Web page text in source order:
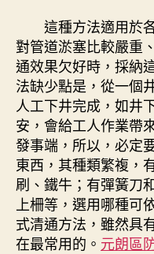
這種方法適用於
對管道淤塞比較嚴重
通效果欠好時，採納
法缺少點是，從一個
人工下井完成，如井
安，會給工人作業帶
發事端，所以，必定
東西，其種類繁複，
刷、鐵牛；有彈簧刀
上柵等，選用哪種可
式清通方法，雖然具
在最常用的。 元朗區